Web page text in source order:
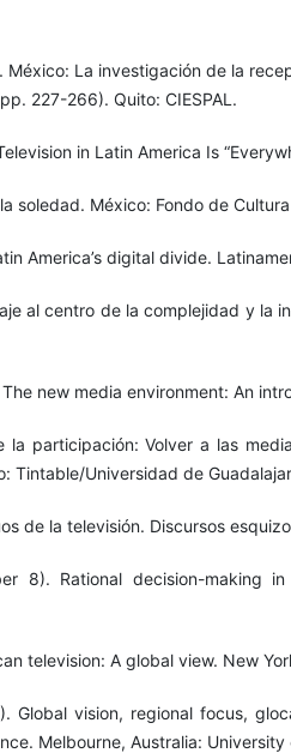
México: La investigación de la
227-266). Quito: CIESPAL.
in Latin America Is
soledad. México: Fondo de
America’s digital divide.
al centro de la complejidad y la
The new media environment: An
la participación: Volver a las
Tintable/Universidad de
de la televisión. Discursos
8). Rational decision-making in
television: A global view. New
Global vision, regional focus,
Melbourne, Australia: